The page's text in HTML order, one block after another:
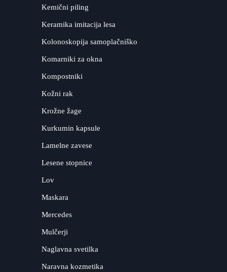
Kemični piling
Keramika imitacija lesa
Kolonoskopija samoplačniško
Komarniki za okna
Kompostniki
Kožni rak
Krožne žage
Kurkumin kapsule
Lamelne zavese
Lesene stopnice
Lov
Maskara
Mercedes
Mulčerji
Naglavna svetilka
Naravna kozmetika